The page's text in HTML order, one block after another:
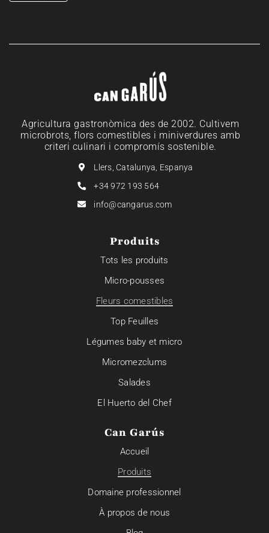
Agricultura gastronòmica des de 2002. Cultivem
microbrots, flors comestibles i miniverdures amb
criteri culinari i compromís sostenible.
Llers, Catalunya, Espanya
+34 972 193 564
info@cangarus.com
Produits
Tots les produits
Micro-pousses
Fleurs comestibles
Top Feuilles
Légumes baby et micro
Micromezclums
Salades
El Huerto del Chef
Can Garús
Accueil
Produits
Domaine professionnel
À propos de nous